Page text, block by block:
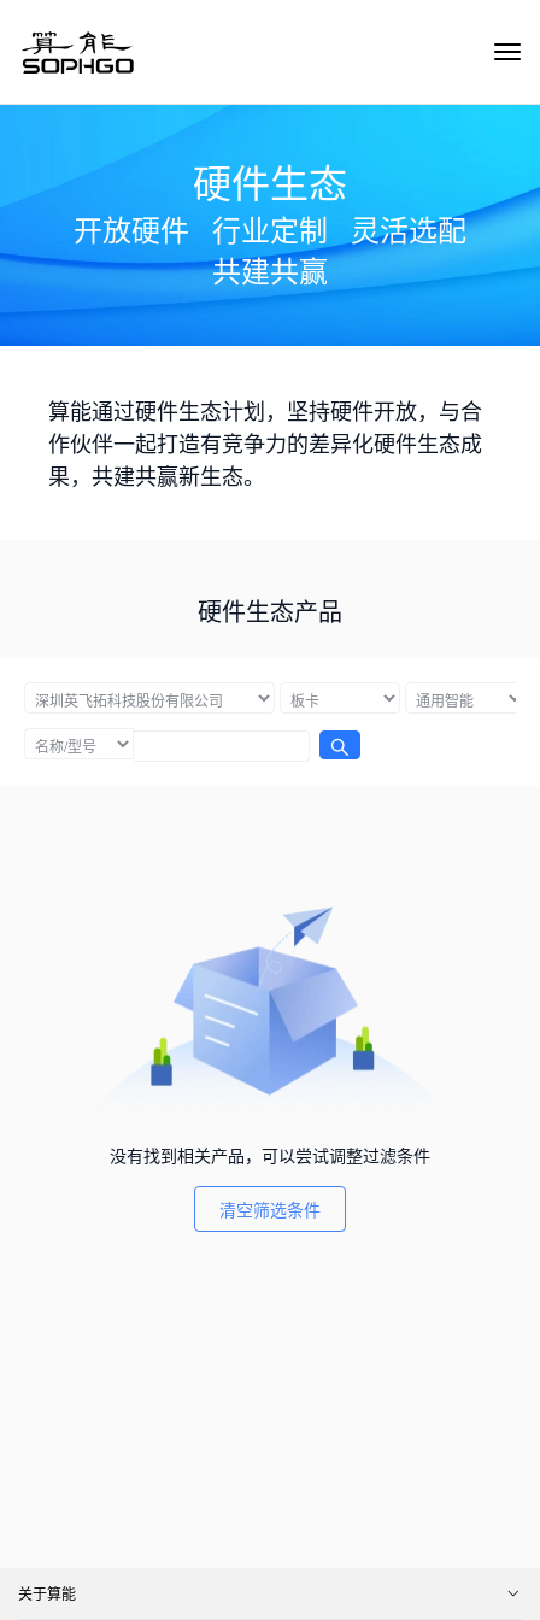
硬件生态
开放硬件 行业定制
灵活选配
共建共赢
算能通过硬件生态计划，坚持硬件开放，与合
作伙伴一起打造有竞争力的差异化硬件生态成
果，共建共赢新生态。
硬件生态产品
没有找到相关产品，可以尝试调整过滤条件
清空筛选条件
关于算能